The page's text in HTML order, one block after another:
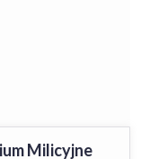
Milicyjne